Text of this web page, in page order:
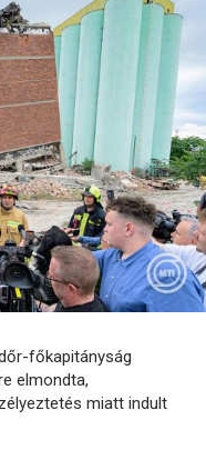
főkapitányság
elmondta,
miatt indult